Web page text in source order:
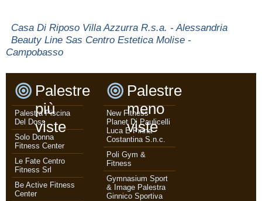
Casa Di Riposo Villa Azzurra R.s.a. - Alessandria
Beauty Line Sas Centro Estetica Molise -
Campobasso
Palestre
più
viste
Palestra Piscina
Del Doss
Solo Donna
Fitness Center
Le Fate Centro
Fitness Srl
Be Active Fitness
Center
Palestre
meno
viste
New Fitness
Planet Di Paulicelli
Luca E Pinna
Costantina S.n.c.
Poli Gym &
Fitness
Gymnasium Sport
& Image Palestra
Ginnico Sportiva